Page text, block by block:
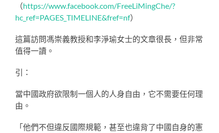
（https://www.facebook.com/FreeLiMingChe/?
hc_ref=PAGES_TIMELINE&fref=nf）
這篇訪問馮崇義教授和李淨瑜女士的文章很長，但非常
值得一讀。
引：
當中國政府欲限制一個人的人身自由，它不需要任何理
由。
「他們不但違反國際規範，甚至也違背了中國自身的憲